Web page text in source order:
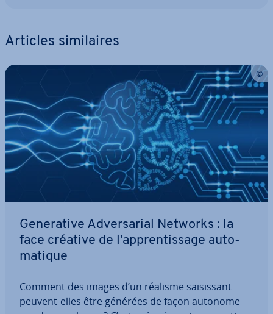
Articles si­mi­laires
Ge­ne­ra­tive Ad­ver­sa­rial Networks : la
face créative de l’ap­pren­tis­sage au­to­
ma­tique
Comment des images d’un réalisme sai­sis­sant
peuvent-elles être générées de façon autonome